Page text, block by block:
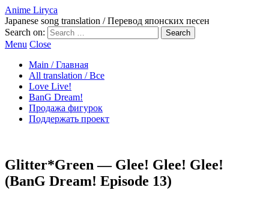
Anime Liryca
Japanese song translation / Перевод японских песен
Search on:
Menu Close
Main / Главная
All translation / Все
Love Live!
BanG Dream!
Продажа фигурок
Поддержать проект
Glitter*Green — Glee! Glee! Glee!
(BanG Dream! Episode 13)